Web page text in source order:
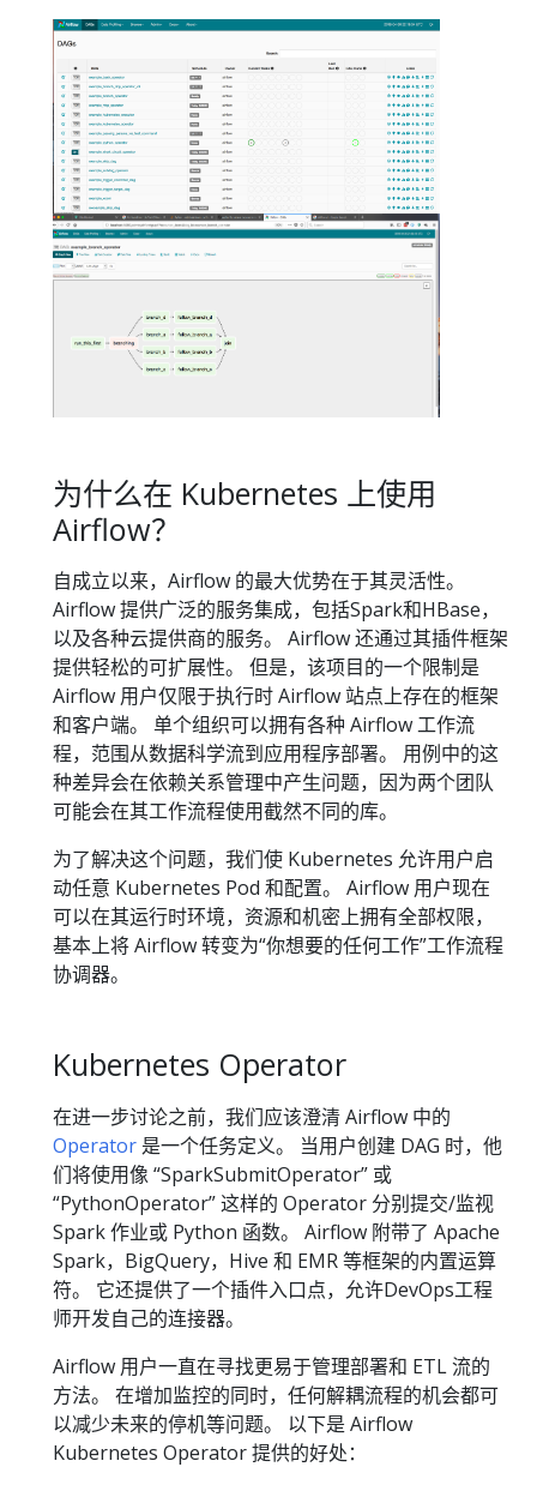
为什么在 Kubernetes 上使用
Airflow？
自成立以来，Airflow 的最大优势在于其灵活性。
Airflow 提供广泛的服务集成，包括Spark和HBase，
以及各种云提供商的服务。 Airflow 还通过其插件框架
提供轻松的可扩展性。 但是，该项目的一个限制是
Airflow 用户仅限于执行时 Airflow 站点上存在的框架
和客户端。 单个组织可以拥有各种 Airflow 工作流
程，范围从数据科学流到应用程序部署。 用例中的这
种差异会在依赖关系管理中产生问题，因为两个团队
可能会在其工作流程使用截然不同的库。
为了解决这个问题，我们使 Kubernetes 允许用户启
动任意 Kubernetes Pod 和配置。 Airflow 用户现在
可以在其运行时环境，资源和机密上拥有全部权限，
基本上将 Airflow 转变为“你想要的任何工作”工作流程
协调器。
Kubernetes Operator
在进一步讨论之前，我们应该澄清 Airflow 中的
Operator 是一个任务定义。 当用户创建 DAG 时，他
们将使用像 “SparkSubmitOperator” 或
“PythonOperator” 这样的 Operator 分别提交/监视
Spark 作业或 Python 函数。 Airflow 附带了 Apache
Spark，BigQuery，Hive 和 EMR 等框架的内置运算
符。 它还提供了一个插件入口点，允许DevOps工程
师开发自己的连接器。
Airflow 用户一直在寻找更易于管理部署和 ETL 流的
方法。 在增加监控的同时，任何解耦流程的机会都可
以减少未来的停机等问题。 以下是 Airflow
Kubernetes Operator 提供的好处：